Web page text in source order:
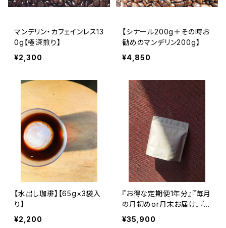
マンデリン・カフェインレス13
0g【極深煎り】
¥2,300
【シナール200g＋その時お
勧めのマンデリン200g】
¥4,850
【水出し珈琲】【65g×3袋入
り】
¥2,200
『お得な定期便1年分』『毎月
の月初めor月末お届け』『送
料込』
¥35,900